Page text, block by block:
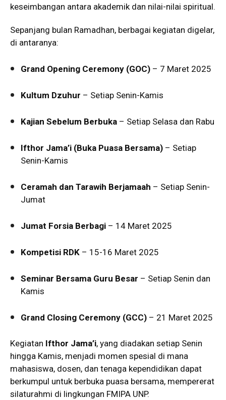
keseimbangan antara akademik dan nilai-nilai spiritual.
Sepanjang bulan Ramadhan, berbagai kegiatan digelar,
di antaranya:
Grand Opening Ceremony (GOC) – 7 Maret 2025
Kultum Dzuhur – Setiap Senin-Kamis
Kajian Sebelum Berbuka – Setiap Selasa dan Rabu
Ifthor Jama’i (Buka Puasa Bersama) – Setiap
Senin-Kamis
Ceramah dan Tarawih Berjamaah – Setiap Senin-
Jumat
Jumat Forsia Berbagi – 14 Maret 2025
Kompetisi RDK – 15-16 Maret 2025
Seminar Bersama Guru Besar – Setiap Senin dan
Kamis
Grand Closing Ceremony (GCC) – 21 Maret 2025
Kegiatan Ifthor Jama’i, yang diadakan setiap Senin
hingga Kamis, menjadi momen spesial di mana
mahasiswa, dosen, dan tenaga kependidikan dapat
berkumpul untuk berbuka puasa bersama, mempererat
silaturahmi di lingkungan FMIPA UNP.